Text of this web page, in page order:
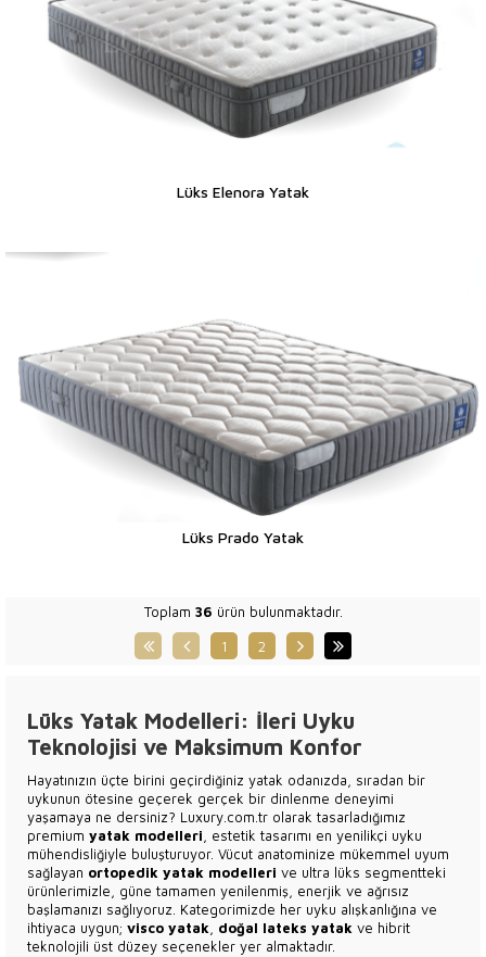
Lüks Elenora Yatak
Lüks Prado Yatak
Toplam 36 ürün bulunmaktadır.
1
2
Lüks Yatak Modelleri: İleri Uyku
Teknolojisi ve Maksimum Konfor
Hayatınızın üçte birini geçirdiğiniz yatak odanızda, sıradan bir
uykunun ötesine geçerek gerçek bir dinlenme deneyimi
yaşamaya ne dersiniz? Luxury.com.tr olarak tasarladığımız
premium yatak modelleri , estetik tasarımı en yenilikçi uyku
mühendisliğiyle buluşturuyor. Vücut anatominize mükemmel uyum
sağlayan ortopedik yatak modelleri ve ultra lüks segmentteki
ürünlerimizle, güne tamamen yenilenmiş, enerjik ve ağrısız
başlamanızı sağlıyoruz. Kategorimizde her uyku alışkanlığına ve
ihtiyaca uygun; visco yatak doğal lateks yatak ve hibrit
teknolojili üst düzey seçenekler yer almaktadır.